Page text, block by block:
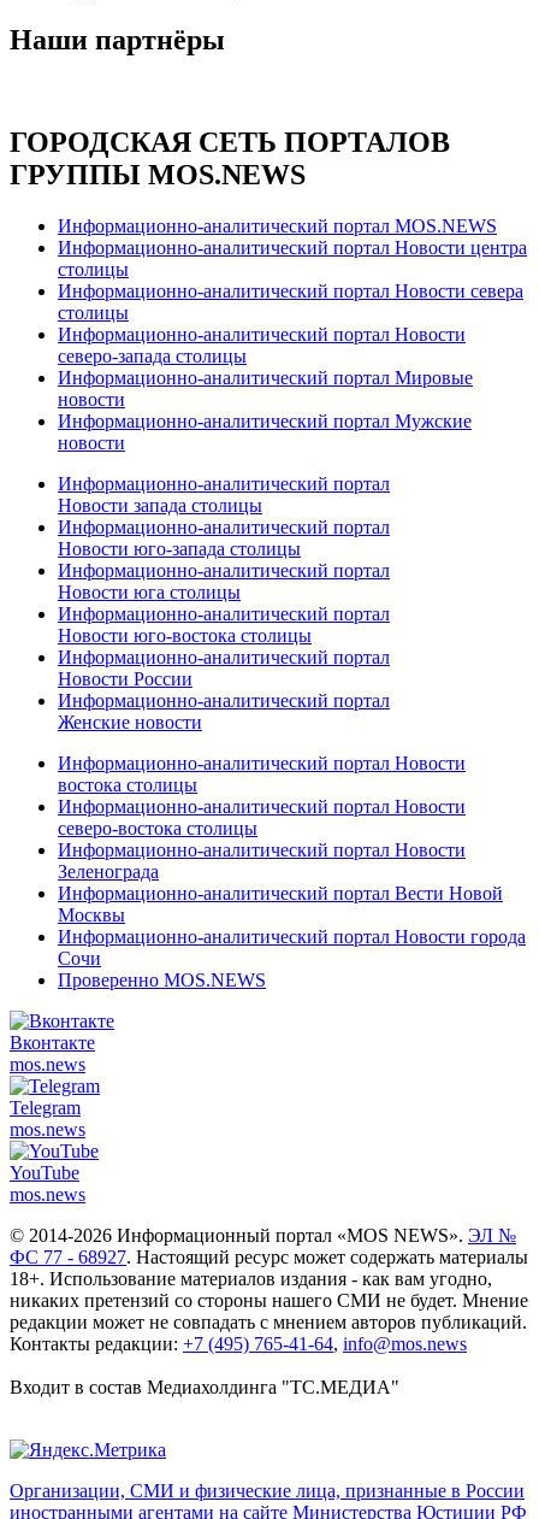
Наши партнёры
ГОРОДСКАЯ СЕТЬ ПОРТАЛОВ
ГРУППЫ MOS.NEWS
Информационно-аналитический портал MOS.NEWS
Информационно-аналитический портал Новости центра
столицы
Информационно-аналитический портал Новости севера
столицы
Информационно-аналитический портал Новости
северо-запада столицы
Информационно-аналитический портал Мировые
новости
Информационно-аналитический портал Мужские
новости
Информационно-аналитический портал
Новости запада столицы
Информационно-аналитический портал
Новости юго-запада столицы
Информационно-аналитический портал
Новости юга столицы
Информационно-аналитический портал
Новости юго-востока столицы
Информационно-аналитический портал
Новости России
Информационно-аналитический портал
Женские новости
Информационно-аналитический портал Новости
востока столицы
Информационно-аналитический портал Новости
северо-востока столицы
Информационно-аналитический портал Новости
Зеленограда
Информационно-аналитический портал Вести Новой
Москвы
Информационно-аналитический портал Новости города
Сочи
Проверенно MOS.NEWS
Вконтакте
mos.news
Telegram
mos.news
YouTube
mos.news
© 2014-2026 Информационный портал «MOS NEWS». ЭЛ №
ФС 77 - 68927. Настоящий ресурс может содержать материалы
18+. Использование материалов издания - как вам угодно,
никаких претензий со стороны нашего СМИ не будет. Мнение
редакции может не совпадать с мнением авторов публикаций.
Контакты редакции: +7 (495) 765-41-64, info@mos.news
Входит в состав Медиахолдинга "ТС.МЕДИА"
Организации, СМИ и физические лица, признанные в России
иностранными агентами на сайте Министерства Юстиции РФ